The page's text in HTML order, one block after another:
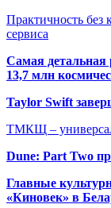
Практичность без
сервиса
Самая детальная
13,7 млн
Taylor Swift
ТМКЩ –
Dune: Part Two
Главные
«Киновек» в